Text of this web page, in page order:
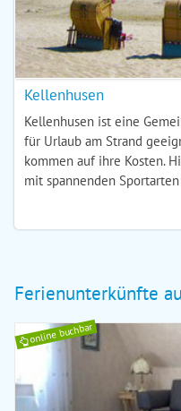
Kellenhusen
Kellenhusen ist eine
für Urlaub am Strand
kommen auf ihre Kosten.
mit spannenden Sportarten
Ferienunterkünfte
online buchbar